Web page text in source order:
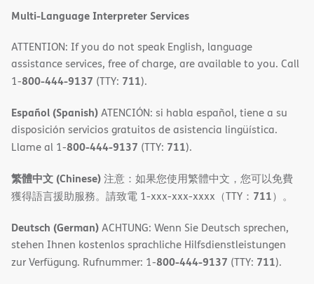
Multi-Language Interpreter Services
ATTENTION: If you do not speak English, language
assistance services, free of charge, are available to you. Call
1-800-444-9137 (TTY: 711).
Español (Spanish)ATENCIÓN: si habla español, tiene a su
disposición servicios gratuitos de asistencia lingüística.
Llame al 1-800-444-9137 (TTY: 711).
繁體中文 (Chinese)注意：如果您使用繁體中文，您可以免費
獲得語言援助服務。請致電 1-xxx-xxx-xxxx（TTY： 711）。
Deutsch (German)ACHTUNG: Wenn Sie Deutsch sprechen,
stehen Ihnen kostenlos sprachliche Hilfsdienstleistungen
zur Verfügung. Rufnummer: 1-800-444-9137 (TTY: 711).